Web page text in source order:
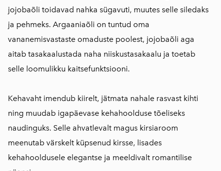
jojobaõli toidavad nahka sügavuti, muutes selle siledaks
ja pehmeks. Argaaniaõli on tuntud oma
vananemisvastaste omaduste poolest, jojobaõli aga
aitab tasakaalustada naha niiskustasakaalu ja toetab
selle loomulikku kaitsefunktsiooni.
Kehavaht imendub kiirelt, jätmata nahale rasvast kihti
ning muudab igapäevase kehahoolduse tõeliseks
naudinguks. Selle ahvatlevalt magus kirsiaroom
meenutab värskelt küpsenud kirsse, lisades
kehahooldusele elegantse ja meeldivalt romantilise